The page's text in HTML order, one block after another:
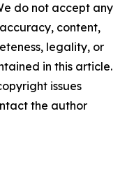
do not accept any
content,
legality, or
in this article.
issues
the author